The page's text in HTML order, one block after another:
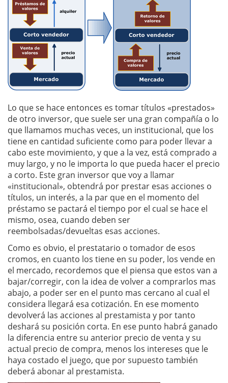
Lo que se hace entonces es tomar títulos «prestados»
de otro inversor, que suele ser una gran compañía o lo
que llamamos muchas veces, un institucional, que los
tiene en cantidad suficiente como para poder llevar a
cabo este movimiento, y que a la vez, está comprado a
muy largo, y no le importa lo que pueda hacer el precio
a corto. Este gran inversor que voy a llamar
«institucional», obtendrá por prestar esas acciones o
títulos, un interés, a la par que en el momento del
préstamo se pactará el tiempo por el cual se hace el
mismo, osea, cuando deben ser
reembolsadas/devueltas esas acciones.
Como es obvio, el prestatario o tomador de esos
cromos, en cuanto los tiene en su poder, los vende en
el mercado, recordemos que el piensa que estos van a
bajar/corregir, con la idea de volver a comprarlos mas
abajo, a poder ser en el punto mas cercano al cual el
considera llegará esa cotización. En ese momento
devolverá las acciones al prestamista y por tanto
deshará su posición corta. En ese punto habrá ganado
la diferencia entre su anterior precio de venta y su
actual precio de compra, menos los intereses que le
haya costado el juego, que por supuesto también
deberá abonar al prestamista.